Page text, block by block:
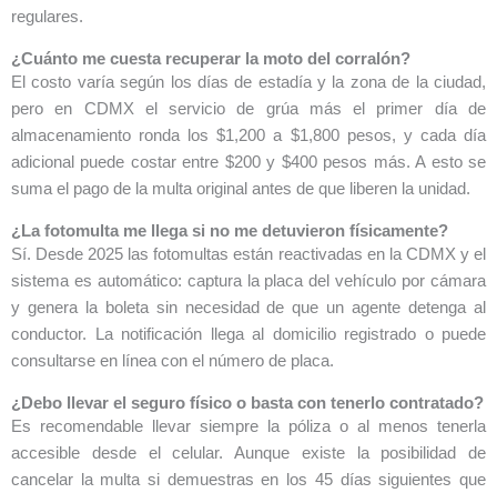
regulares.
¿Cuánto me cuesta recuperar la moto del corralón?
El costo varía según los días de estadía y la zona de la ciudad,
pero en CDMX el servicio de grúa más el primer día de
almacenamiento ronda los $1,200 a $1,800 pesos, y cada día
adicional puede costar entre $200 y $400 pesos más. A esto se
suma el pago de la multa original antes de que liberen la unidad.
¿La fotomulta me llega si no me detuvieron físicamente?
Sí. Desde 2025 las fotomultas están reactivadas en la CDMX y el
sistema es automático: captura la placa del vehículo por cámara
y genera la boleta sin necesidad de que un agente detenga al
conductor. La notificación llega al domicilio registrado o puede
consultarse en línea con el número de placa.
¿Debo llevar el seguro físico o basta con tenerlo contratado?
Es recomendable llevar siempre la póliza o al menos tenerla
accesible desde el celular. Aunque existe la posibilidad de
cancelar la multa si demuestras en los 45 días siguientes que